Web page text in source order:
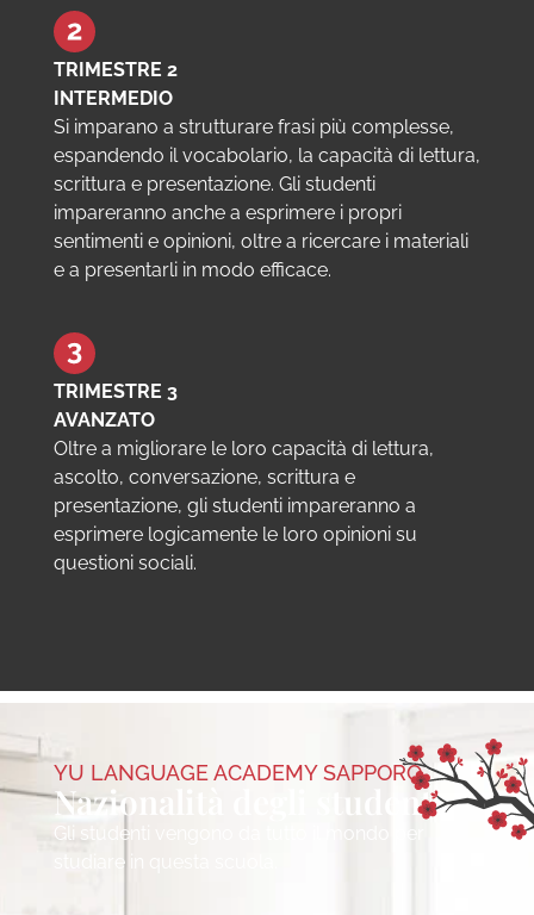
TRIMESTRE 2
INTERMEDIO
Si imparano a strutturare frasi più complesse,
espandendo il vocabolario, la capacità di lettura,
scrittura e presentazione. Gli studenti
impareranno anche a esprimere i propri
sentimenti e opinioni, oltre a ricercare i materiali
e a presentarli in modo efficace.
TRIMESTRE 3
AVANZATO
Oltre a migliorare le loro capacità di lettura,
ascolto, conversazione, scrittura e
presentazione, gli studenti impareranno a
esprimere logicamente le loro opinioni su
questioni sociali.
YU LANGUAGE ACADEMY SAPPORO
Nazionalità degli studenti
Gli studenti vengono da tutto il mondo per
studiare in questa scuola.